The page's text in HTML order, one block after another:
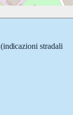
(indicazioni stradali